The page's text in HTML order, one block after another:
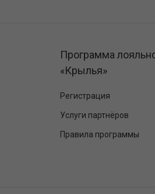
Программа
«Крылья»
Регистрация
Услуги партнёров
Правила программы